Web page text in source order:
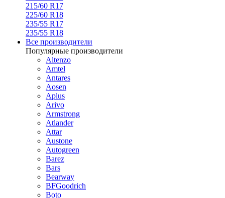
215/60 R17
225/60 R18
235/55 R17
235/55 R18
Все производители
Популярные производители
Altenzo
Amtel
Antares
Aosen
Aplus
Arivo
Armstrong
Atlander
Attar
Austone
Autogreen
Barez
Bars
Bearway
BFGoodrich
Boto